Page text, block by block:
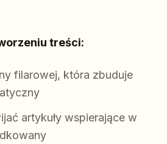
treści:
filarowej, która zbuduje
artykuły wspierające w